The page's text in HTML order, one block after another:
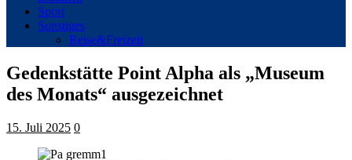
Sport
Sonstiges
Reise&Freizeit
Gedenkstätte Point Alpha als „Museum
des Monats“ ausgezeichnet
15. Juli 2025 0